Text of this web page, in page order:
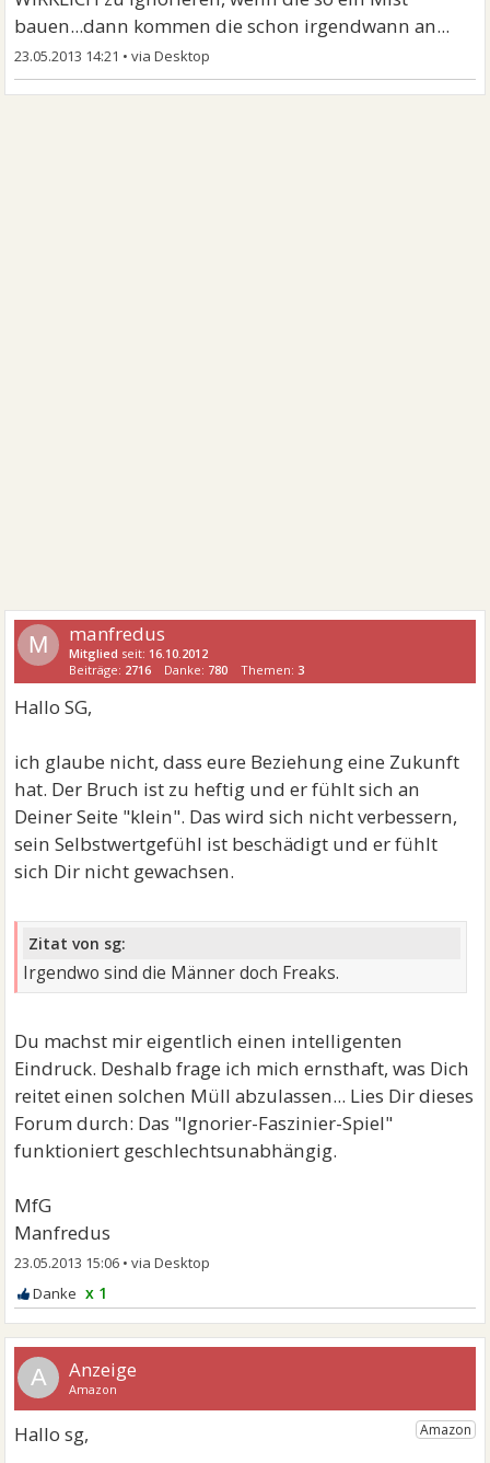
bauen...dann kommen die schon irgendwann an...
23.05.2013 14:21 •
M manfredus
Mitglied seit: 16.10.2012
Beiträge: 2716 Danke: 780 Themen:3
Hallo SG,
ich glaube nicht, dass eure Beziehung eine Zukunft
hat. Der Bruch ist zu heftig und er fühlt sich an
Deiner Seite "klein". Das wird sich nicht verbessern,
sein Selbstwertgefühl ist beschädigt und er fühlt
sich Dir nicht gewachsen.
Zitat von sg:
Irgendwo sind die Männer doch Freaks.
Du machst mir eigentlich einen intelligenten
Eindruck. Deshalb frage ich mich ernsthaft, was Dich
reitet einen solchen Müll abzulassen... Lies Dir dieses
Forum durch: Das "Ignorier-Faszinier-Spiel"
funktioniert geschlechtsunabhängig.
MfG
Manfredus
23.05.2013 15:06 •
x 1
A